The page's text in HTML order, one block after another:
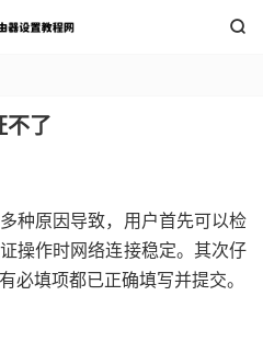

不了
种原因导致，用户首先可以检
操作时网络连接稳定。其次仔
必填项都已正确填写并提交。